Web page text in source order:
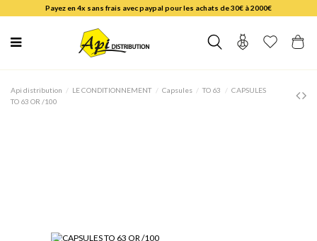
Payez en 4x sans frais avec paypal pour les achats de 30€ à 2000€
Api distribution LE CONDITIONNEMENT Capsules TO 63
CAPSULES
TO 63 OR /100